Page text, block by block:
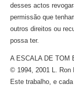
desses actos
permissão que
outros direitos ou
possa ter.
A ESCALA DE TOM
© 1994, 2001 L. Ron
Este trabalho, e